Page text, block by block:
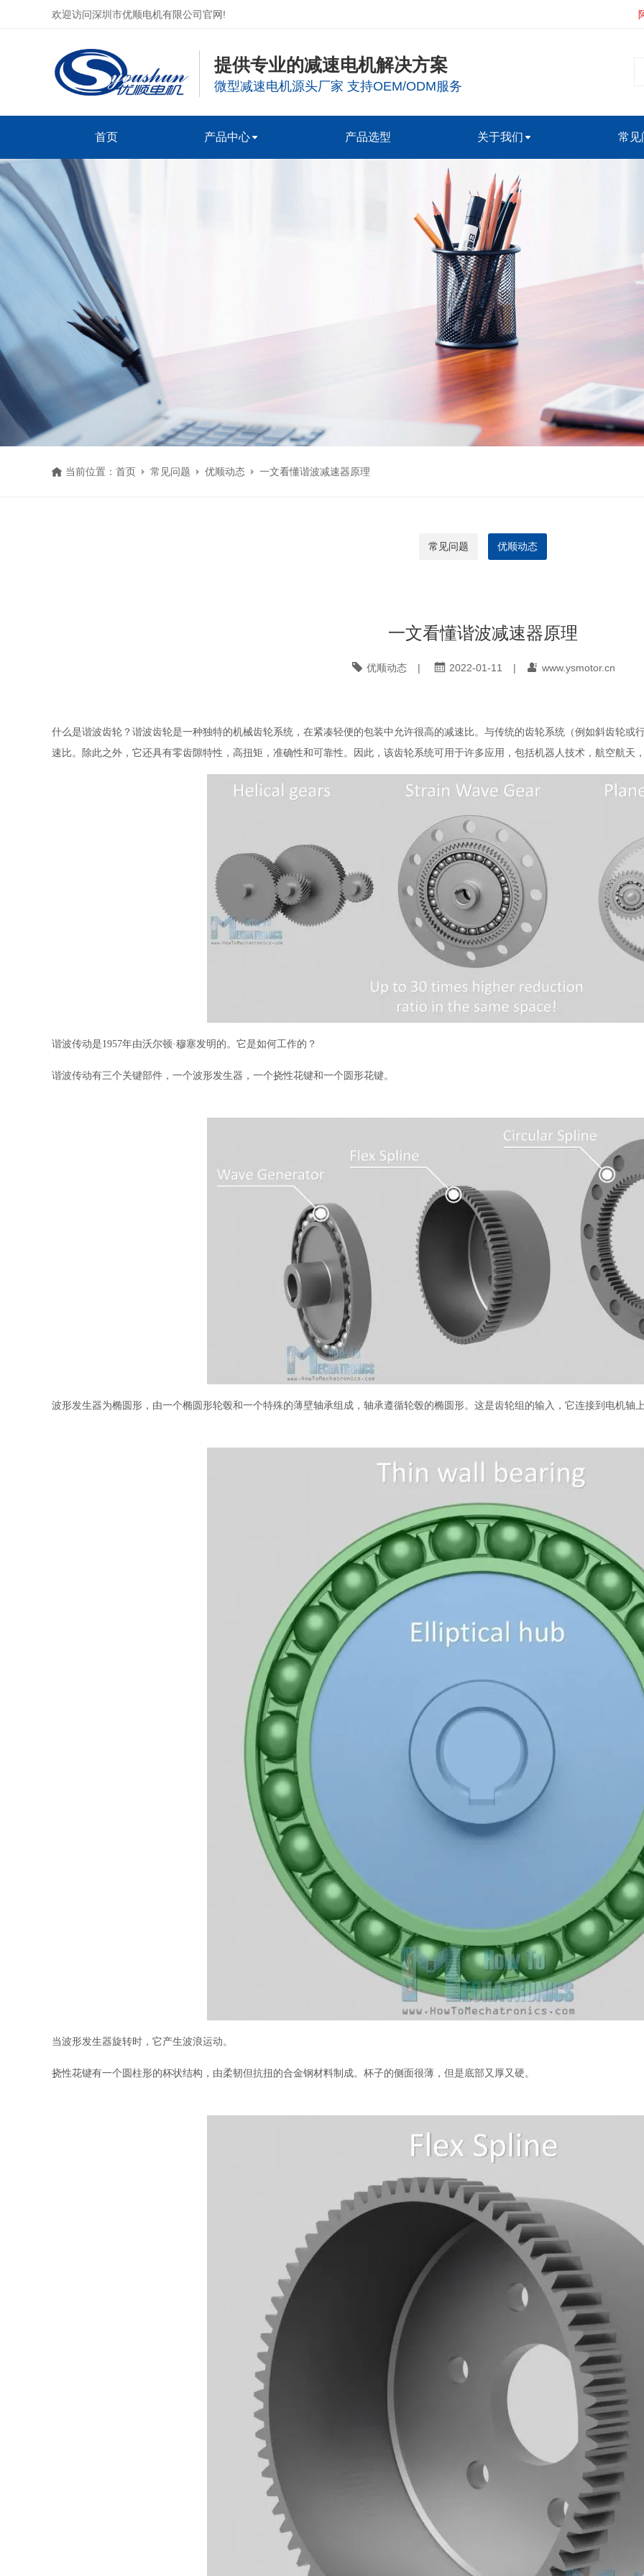
欢迎访问深圳市优顺电机有限公司官网!
提供专业的减速电机解决方案
微型减速电机源头厂家 支持OEM/ODM服务
首页 产品中心 产品选型 关于我们 常见
当前位置： 首页 常见问题 优顺动态 一文看懂谐波减速器原理
常见问题 优顺动态
一文看懂谐波减速器原理
优顺动态 | 2022-01-11 | www.ysmotor.cn
什么是谐波齿轮？谐波齿轮是一种独特的机械齿轮系统，在紧凑轻便的包装中允许很高的减速比。与传统的齿轮系统（例如斜齿轮或
速比。除此之外，它还具有零齿隙特性，高扭矩，准确性和可靠性。因此，该齿轮系统可用于许多应用，包括机器人技术，航空航天
谐波传动是1957年由沃尔顿·穆塞发明的。它是如何工作的？
谐波传动有三个关键部件，一个波形发生器，一个挠性花键和一个圆形花键。
波形发生器为椭圆形，由一个椭圆形轮毂和一个特殊的薄壁轴承组成，轴承遵循轮毂的椭圆形。这是齿轮组的输入，它连接到电机轴
当波形发生器旋转时，它产生波浪运动。
挠性花键有一个圆柱形的杯状结构，由柔韧但抗扭的合金钢材料制成。杯子的侧面很薄，但是底部又厚又硬。